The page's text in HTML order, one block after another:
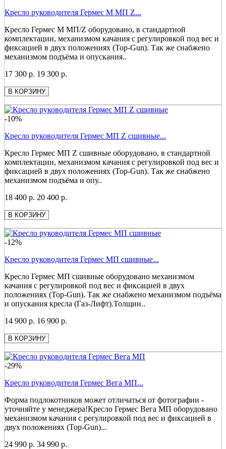
Кресло руководителя Гермес М МП Z...
Кресло Гермес М МП/Z оборудовано, в стандартной
комплектации, механизмом качания с регулировкой под вес и
фиксацией в двух положениях (Top-Gun). Так же снабжено
механизмом подъёма и опускания..
17 300 р. 19 300 р.
В КОРЗИНУ
-10%
Кресло руководителя Гермес МП Z сшивные...
Кресло Гермес МП Z сшивные оборудовано, в стандартной
комплектации, механизмом качания с регулировкой под вес и
фиксацией в двух положениях (Top-Gun). Так же снабжено
механизмом подъёма и опу..
18 400 р. 20 400 р.
В КОРЗИНУ
-12%
Кресло руководителя Гермес МП сшивные...
Кресло Гермес МП сшивные оборудовано механизмом
качания с регулировкой под вес и фиксацией в двух
положениях (Top-Gun). Так же снабжено механизмом подъёма
и опускания кресла (Газ-Лифт).Толщин..
14 900 р. 16 900 р.
В КОРЗИНУ
-29%
Кресло руководителя Гермес Вега МП...
Форма подлокотников может отличаться от фотографии -
уточняйте у менеджера!Кресло Гермес Вега МП оборудовано
механизмом качания с регулировкой под вес и фиксацией в
двух положениях (Top-Gun)...
24 990 р. 34 990 р.